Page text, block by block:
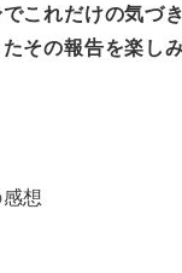
これだけの気づ
その報告を楽し
想